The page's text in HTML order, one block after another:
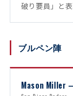
破り要員」と表
ブルペン陣
Mason Miller